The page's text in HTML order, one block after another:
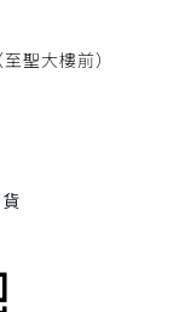
聖大樓前）